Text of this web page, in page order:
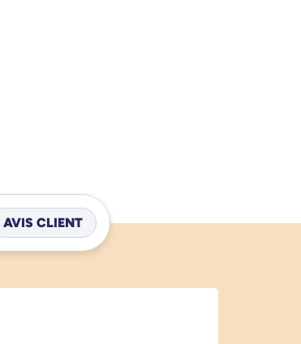
AVIS CLIENT